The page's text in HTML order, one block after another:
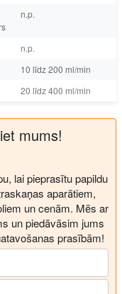
n.p.
n.p.
10 līdz 200 ml/min
20 līdz 400 ml/min
mums!
lai pieprasītu papildu
aparātiem,
un cenām. Mēs ar
un piedāvāsim jums
prasībām!